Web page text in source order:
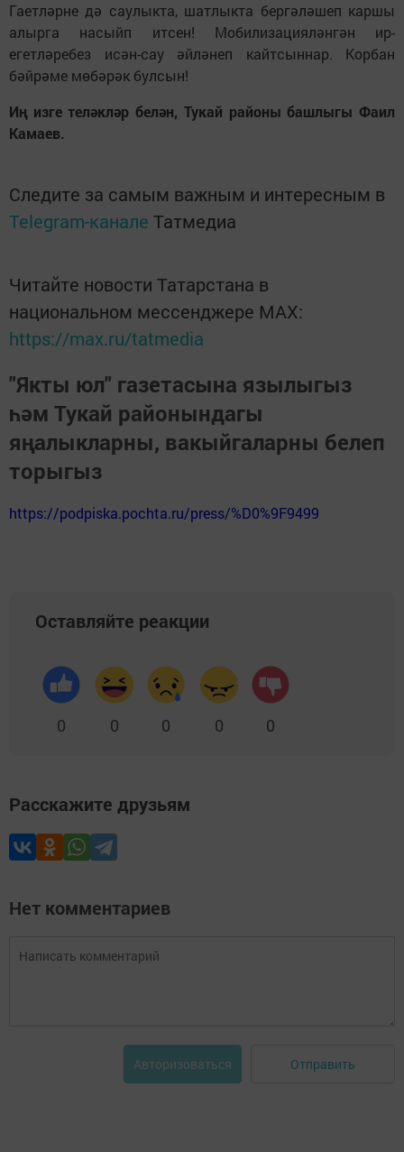
Гаетләрне дә саулыкта, шатлыкта бергәләшеп каршы
алырга насыйп итсен! Мобилизацияләнгән ир-
егетләребез исән-сау әйләнеп кайтсыннар. Корбан
бәйрәме мөбәрәк булсын!
Иң изге теләкләр белән, Тукай районы башлыгы Фаил
Камаев.
Следите за самым важным и интересным в
Telegram-канале Татмедиа
Читайте новости Татарстана в
национальном мессенджере MАХ:
https://max.ru/tatmedia
"Якты юл" газетасына язылыгыз
һәм Тукай районындагы
яңалыкларны, вакыйгаларны белеп
торыгыз
https://podpiska.pochta.ru/press/%D0%9F9499
Оставляйте реакции
0 0 0 0 0
Расскажите друзьям
Нет комментариев
Авторизоваться Отправить